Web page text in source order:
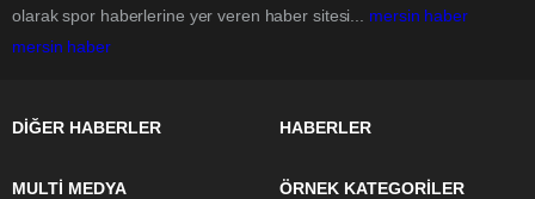
olarak spor haberlerine yer veren haber sitesi... mersin haber
mersin haber
DİĞER HABERLER HABERLER
MULTİ MEDYA ÖRNEK KATEGORİLER